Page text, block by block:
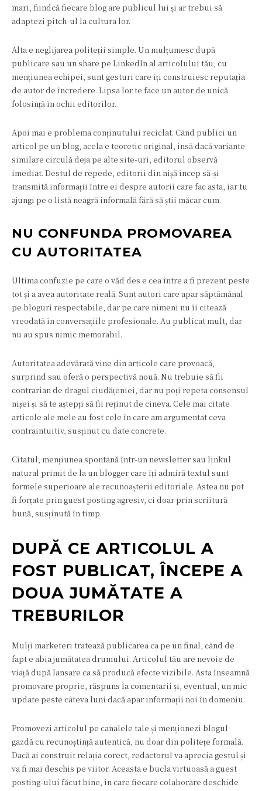
mari, fiindcă fiecare blog are publicul lui și ar trebui să
adaptezi pitch-ul la cultura lor.
Alta e neglijarea politeții simple. Un mulțumesc după
publicare sau un share pe LinkedIn al articolului tău, cu
mențiunea echipei, sunt gesturi care îți construiesc reputația
de autor de încredere. Lipsa lor te face un autor de unică
folosință în ochii editorilor.
Apoi mai e problema conținutului reciclat. Când publici un
articol pe un blog, acela e teoretic original, însă dacă variante
similare circulă deja pe alte site-uri, editorul observă
imediat. Destul de repede, editorii din nișă încep să-și
transmită informații între ei despre autorii care fac asta, iar tu
ajungi pe o listă neagră informală fără să știi măcar cum.
NU CONFUNDA PROMOVAREA
CU AUTORITATEA
Ultima confuzie pe care o văd des e cea între a fi prezent peste
tot și a avea autoritate reală. Sunt autori care apar săptămânal
pe bloguri respectabile, dar pe care nimeni nu îi citează
vreodată în conversațiile profesionale. Au publicat mult, dar
nu au spus nimic memorabil.
Autoritatea adevărată vine din articole care provoacă,
surprind sau oferă o perspectivă nouă. Nu trebuie să fii
contrarian de dragul ciudățeniei, dar nu poți repeta consensul
nișei și să te aștepți să fii reținut de cineva. Cele mai citate
articole ale mele au fost cele în care am argumentat ceva
contraintuitiv, susținut cu date concrete.
Citatul, mențiunea spontană într-un newsletter sau linkul
natural primit de la un blogger care îți admiră textul sunt
formele superioare ale recunoașterii editoriale. Astea nu pot
fi forțate prin guest posting agresiv, ci doar prin scriitură
bună, susținută în timp.
DUPĂ CE ARTICOLUL A
FOST PUBLICAT, ÎNCEPE A
DOUA JUMĂTATE A
TREBURILOR
Mulți marketeri tratează publicarea ca pe un final, când de
fapt e abia jumătatea drumului. Articolul tău are nevoie de
viață după lansare ca să producă efecte vizibile. Asta înseamnă
promovare proprie, răspuns la comentarii și, eventual, un mic
update peste câteva luni dacă apar informații noi în domeniu.
Promovezi articolul pe canalele tale și menționezi blogul
gazdă cu recunoștință autentică, nu doar din politețe formală.
Dacă ai construit relația corect, redactorul va aprecia gestul și
va fi mai deschis pe viitor. Aceasta e bucla virtuoasă a guest
posting-ului făcut bine, în care fiecare colaborare deschide